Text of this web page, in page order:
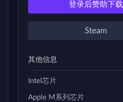
登录后赞助下载
Steam
其他信息
Intel芯片
Apple M系列芯片